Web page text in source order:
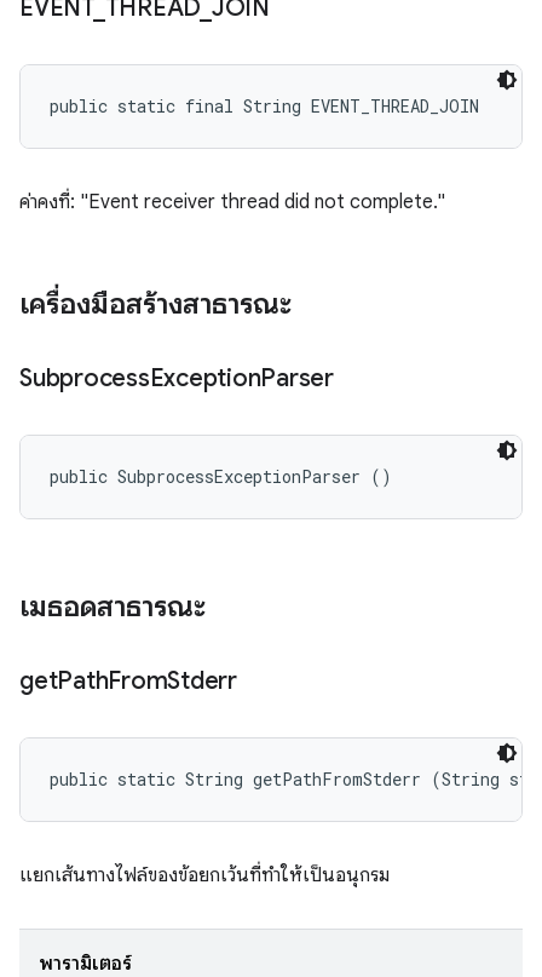
EVENT THREAD JOIN
public static final String EVENT_THREAD_JOIN
ค่าคงที่: "Event receiver thread did not complete."
เครื่องมือสร้างสาธารณะ
SubprocessExceptionParser
public SubprocessExceptionParser ()
เมธอดสาธารณะ
getPathFromStderr
public static String getPathFromStderr (String
แยกเส้นทางไฟล์ของข้อยกเว้นที่ทำให้เป็นอนุกรม
พารามิเตอร์